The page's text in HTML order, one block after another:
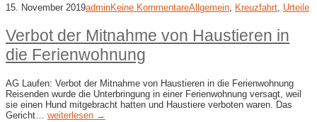
15. November 2019adminKeine KommentareAllgemein, Kreuzfahrt, Urteile
Verbot der Mitnahme von Haustieren in
die Ferienwohnung
AG Laufen: Verbot der Mitnahme von Haustieren in die Ferienwohnung
Reisenden wurde die Unterbringung in einer Ferienwohnung versagt, weil
sie einen Hund mitgebracht hatten und Haustiere verboten waren. Das
Gericht… weiterlesen →